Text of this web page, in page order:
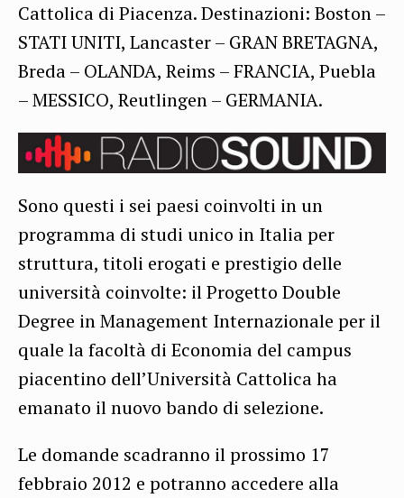
Cattolica di Piacenza. Destinazioni: Boston –
STATI UNITI, Lancaster – GRAN BRETAGNA,
Breda – OLANDA, Reims – FRANCIA, Puebla
– MESSICO, Reutlingen – GERMANIA.
Sono questi i sei paesi coinvolti in un
programma di studi unico in Italia per
struttura, titoli erogati e prestigio delle
università coinvolte: il Progetto Double
Degree in Management Internazionale per il
quale la facoltà di Economia del campus
piacentino dell’Università Cattolica ha
emanato il nuovo bando di selezione.
Le domande scadranno il prossimo 17
febbraio 2012 e potranno accedere alla